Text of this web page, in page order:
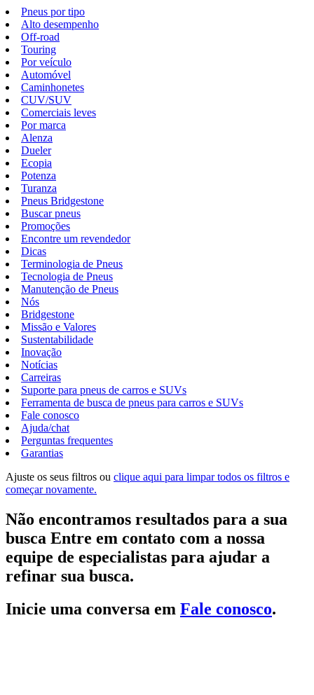
Pneus por tipo
Alto desempenho
Off-road
Touring
Por veículo
Automóvel
Caminhonetes
CUV/SUV
Comerciais leves
Por marca
Alenza
Dueler
Ecopia
Potenza
Turanza
Pneus Bridgestone
Buscar pneus
Promoções
Encontre um revendedor
Dicas
Terminologia de Pneus
Tecnologia de Pneus
Manutenção de Pneus
Nós
Bridgestone
Missão e Valores
Sustentabilidade
Inovação
Notícias
Carreiras
Suporte para pneus de carros e SUVs
Ferramenta de busca de pneus para carros e SUVs
Fale conosco
Ajuda/chat
Perguntas frequentes
Garantias
Ajuste os seus filtros ou clique aqui para limpar todos os filtros e
começar novamente.
Não encontramos resultados para a sua
busca Entre em contato com a nossa
equipe de especialistas para ajudar a
refinar sua busca.
Inicie uma conversa em Fale conosco.